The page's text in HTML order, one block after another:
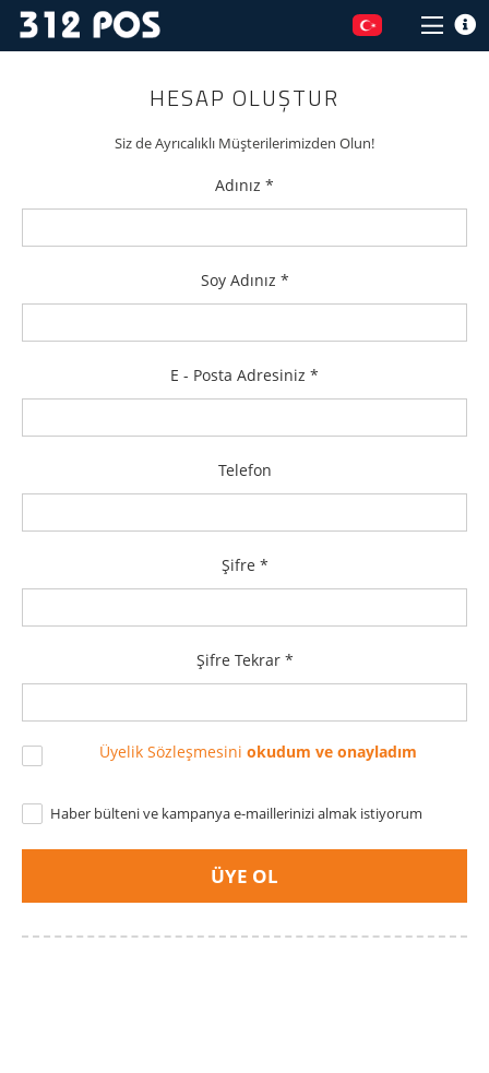
HESAP OLUŞTUR
Siz de Ayrıcalıklı Müşterilerimizden Olun!
Adınız *
Soy Adınız *
E - Posta Adresiniz *
Telefon
Şifre *
Şifre Tekrar *
Üyelik Sözleşmesini okudum ve onayladım
Haber bülteni ve kampanya e-maillerinizi almak istiyorum